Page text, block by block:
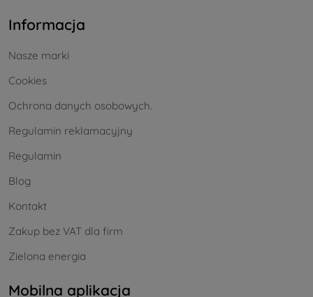
Informacja
Nasze marki
Cookies
Ochrona danych osobowych.
Regulamin reklamacyjny
Regulamin
Blog
Kontakt
Zakup bez VAT dla firm
Zielona energia
Mobilna aplikacja